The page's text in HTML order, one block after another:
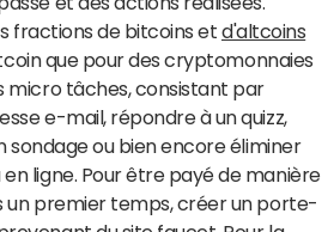
fractions de bitcoins et d'altcoins
que pour des cryptomonnaies
tâches, consistant par
e-mail, répondre à un quizz,
sondage ou bien encore éliminer
ligne. Pour être payé de manière
un premier temps, créer un porte-